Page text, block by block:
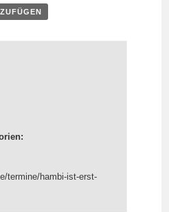
termine/hambi-ist-erst-